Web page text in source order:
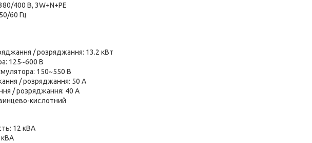
400 В, 3W+N+PE
60 Гц
/ розряджання: 13.2 кВт
125~600 В
150~550 В
/ розряджання: 50 А
/ розряджання: 40 А
кислотний
12 кВА
кВА